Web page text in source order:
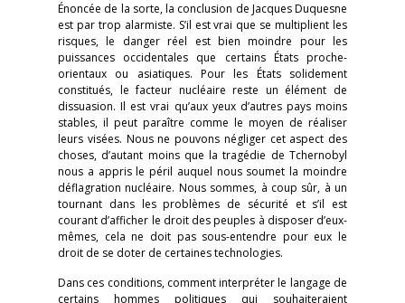
Énoncée de la sorte, la conclusion de Jacques Duquesne
est par trop alarmiste. S’il est vrai que se multiplient les
risques, le danger réel est bien moindre pour les
puissances occidentales que certains États proche-
orientaux ou asiatiques. Pour les États solidement
constitués, le facteur nucléaire reste un élément de
dissuasion. Il est vrai qu’aux yeux d’autres pays moins
stables, il peut paraître comme le moyen de réaliser
leurs visées. Nous ne pouvons négliger cet aspect des
choses, d’autant moins que la tragédie de Tchernobyl
nous a appris le péril auquel nous soumet la moindre
déflagration nucléaire. Nous sommes, à coup sûr, à un
tournant dans les problèmes de sécurité et s’il est
courant d’afficher le droit des peuples à disposer d’eux-
mêmes, cela ne doit pas sous-entendre pour eux le
droit de se doter de certaines technologies.
Dans ces conditions, comment interpréter le langage de
certains hommes politiques qui souhaiteraient